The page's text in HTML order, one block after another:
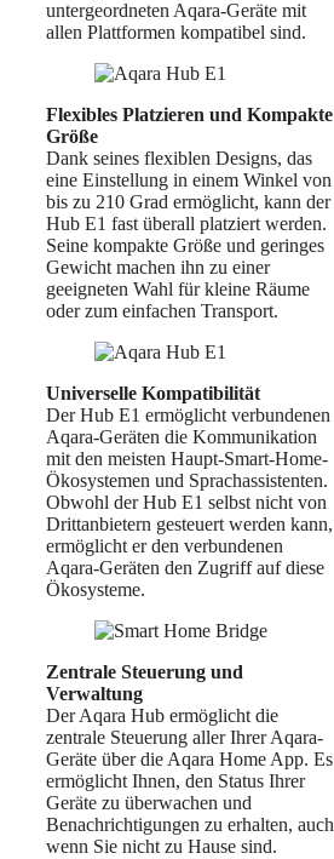
untergeordneten Aqara-Geräte mit
allen Plattformen kompatibel sind.
Flexibles Platzieren und Kompakte
Größe
Dank seines flexiblen Designs, das
eine Einstellung in einem Winkel von
bis zu 210 Grad ermöglicht, kann der
Hub E1 fast überall platziert werden.
Seine kompakte Größe und geringes
Gewicht machen ihn zu einer
geeigneten Wahl für kleine Räume
oder zum einfachen Transport.
Universelle Kompatibilität
Der Hub E1 ermöglicht verbundenen
Aqara-Geräten die Kommunikation
mit den meisten Haupt-Smart-Home-
Ökosystemen und Sprachassistenten.
Obwohl der Hub E1 selbst nicht von
Drittanbietern gesteuert werden kann,
ermöglicht er den verbundenen
Aqara-Geräten den Zugriff auf diese
Ökosysteme.
Zentrale Steuerung und
Verwaltung
Der Aqara Hub ermöglicht die
zentrale Steuerung aller Ihrer Aqara-
Geräte über die Aqara Home App. Es
ermöglicht Ihnen, den Status Ihrer
Geräte zu überwachen und
Benachrichtigungen zu erhalten, auch
wenn Sie nicht zu Hause sind.